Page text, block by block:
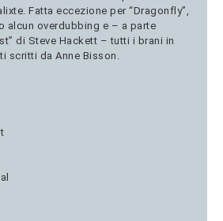
Fatta eccezione per “Dragonfly”,
alcun overdubbing e – a parte
di Steve Hackett – tutti i brani in
scritti da Anne Bisson.